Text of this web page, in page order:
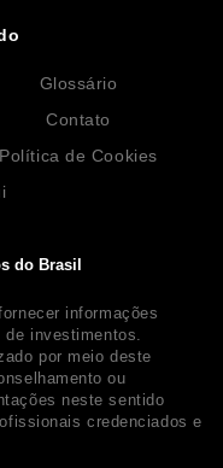
do Brasil
informações
investimentos.
por meio deste
ou
neste sentido
credenciados e
Glossário
Contato
Política de Cookies